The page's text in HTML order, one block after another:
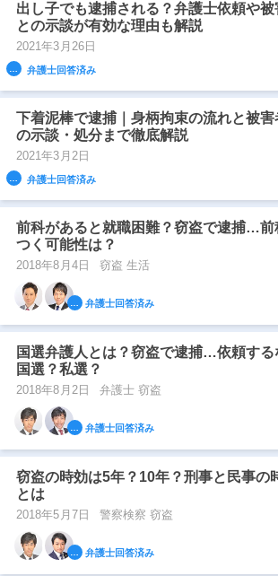
出し子でも逮捕される？弁護士依頼や被
との示談が有効な理由も解説
2021年3月26日
弁護士回答済み
下着泥棒で逮捕｜身柄拘束の流れと被害
の示談・処分まで徹底解説
2021年3月2日
弁護士回答済み
前科があると就職困難？窃盗で逮捕…前
つく可能性は？
2018年8月4日 窃盗 生活
弁護士回答済み
国選弁護人とは？窃盗で逮捕…依頼する
国選？私選？
2018年8月2日 弁護士 窃盗
弁護士回答済み
窃盗の時効は5年？10年？刑事と民事の
とは
2018年5月7日 警察検察 窃盗
弁護士回答済み